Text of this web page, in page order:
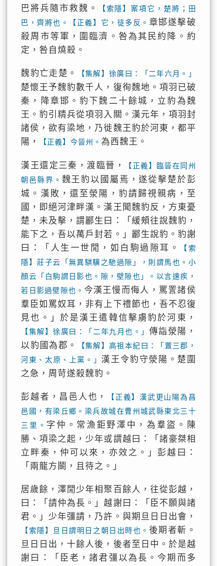
巴將兵隨市救魏。
【索隱】案項它，楚將；田
巴，齊將也。【正義】它，徒多反。 章邯遂擊破
殺周市等軍，圍臨濟。咎為其民約降。約
定，咎自燒殺。
魏豹亡走楚。 【集解】徐廣曰：「二年六月。」
楚懷王予魏豹數千人，復徇魏地。項羽已破
秦，降章邯。豹下魏二十餘城，立豹為魏
王。豹引精兵從項羽入關。漢元年，項羽封
諸侯，欲有梁地，乃徙魏王豹於河東，都平
陽，
【正義】今晉州。為西魏王。
漢王還定三秦，渡臨晉，
【正義】臨晉在同州
朝邑縣界。 魏王豹以國屬焉，遂從擊楚於彭
城。漢敗，還至滎陽，豹請歸視親病，至
國，即絕河津畔漢。漢王聞魏豹反，方東憂
楚，未及擊，謂酈生曰：「緩頰往說魏豹，
能下之，吾以萬戶封若。」酈生說豹。豹謝
曰：「人生一世閒，如白駒過隙耳。
【索
隱】莊子云「無異騏驥之馳過隙」，則謂馬也。小
顏云「白駒謂日影也。隙，壁隙也」。以言速疾，
若日影過壁隙也。 今漢王慢而侮人，罵詈諸侯
羣臣如罵奴耳，非有上下禮節也，吾不忍復
見也。」於是漢王遣韓信擊虜豹於河東，
【集解】徐廣曰：「二年九月也。」 傳詣滎陽，
以豹國為郡。
【集解】高祖本紀曰：「置三郡，
河東、太原、上黨。」 漢王令豹守滎陽。楚圍
之急，周苛遂殺魏豹。
彭越者，昌邑人也，
【正義】漢武更山陽為昌
邑國，有梁丘鄉。梁兵故城在曹州城武縣東北三十
三里。 字仲。常漁鉅野澤中，為羣盜。陳
勝、項梁之起，少年或謂越曰：「諸豪桀相
立畔秦，仲可以來，亦效之。」彭越曰：
「兩龍方鬬，且待之。」
居歲餘，澤閒少年相聚百餘人，往從彭越，
曰：「請仲為長。」越謝曰：「臣不願與諸
君。」少年彊請，乃許。與期旦日日出會，
【索隱】旦日謂明日之朝日出時也。 後期者斬。
旦日日出，十餘人後，後者至日中。於是越
謝曰：「臣老，諸君彊以為長。今期而多